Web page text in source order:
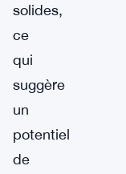
solides,
ce
qui
suggère
un
potentiel
de